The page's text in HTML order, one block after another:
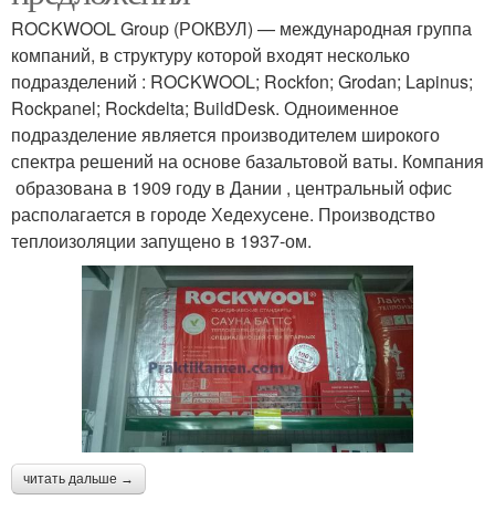
ROCKWOOL Group (РОКВУЛ) — международная группа
компаний, в структуру которой входят несколько
подразделений : ROCKWOOL; Rockfon; Grodan; Lapinus;
Rockpanel; Rockdelta; BuildDesk. Одноименное
подразделение является производителем широкого
спектра решений на основе базальтовой ваты. Компания
образована в 1909 году в Дании , центральный офис
располагается в городе Хедехусене. Производство
теплоизоляции запущено в 1937-ом.
читать дальше →